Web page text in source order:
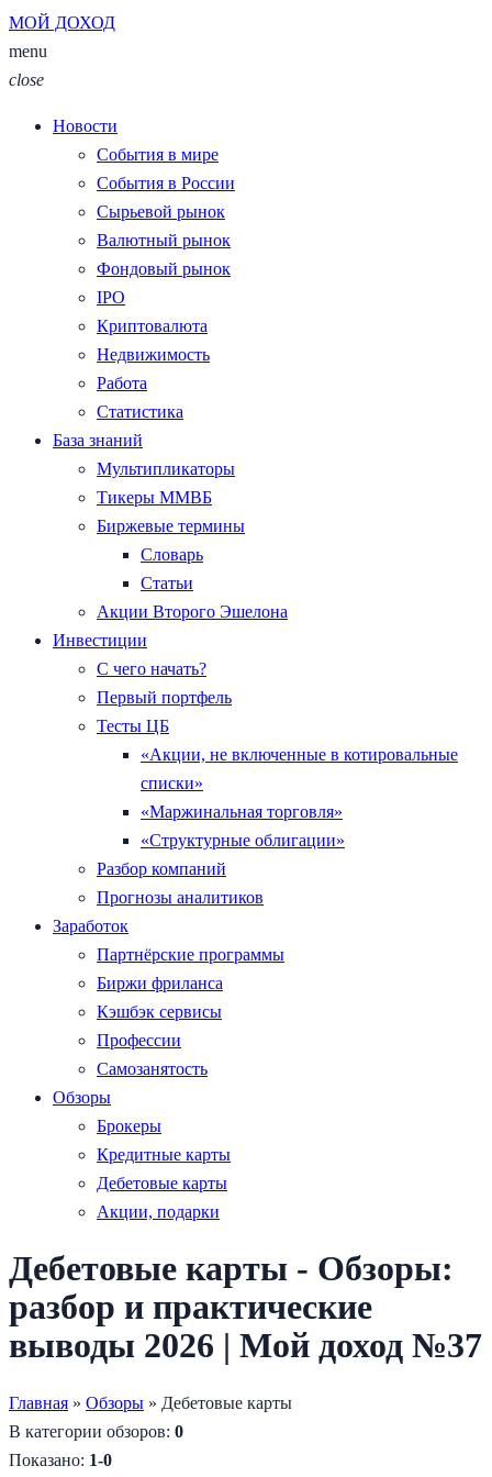
МОЙ ДОХОД
menu
close
Новости
События в мире
События в России
Сырьевой рынок
Валютный рынок
Фондовый рынок
IPO
Криптовалюта
Недвижимость
Работа
Статистика
База знаний
Мультипликаторы
Тикеры ММВБ
Биржевые термины
Словарь
Статьи
Акции Второго Эшелона
Инвестиции
С чего начать?
Первый портфель
Тесты ЦБ
«Акции, не включенные в котировальные
списки»
«Маржинальная торговля»
«Структурные облигации»
Разбор компаний
Прогнозы аналитиков
Заработок
Партнёрские программы
Биржи фриланса
Кэшбэк сервисы
Профессии
Самозанятость
Обзоры
Брокеры
Кредитные карты
Дебетовые карты
Акции, подарки
Дебетовые карты - Обзоры:
разбор и практические
выводы 2026 | Мой доход №37
Главная » Обзоры » Дебетовые карты
В категории обзоров: 0
Показано: 1-0